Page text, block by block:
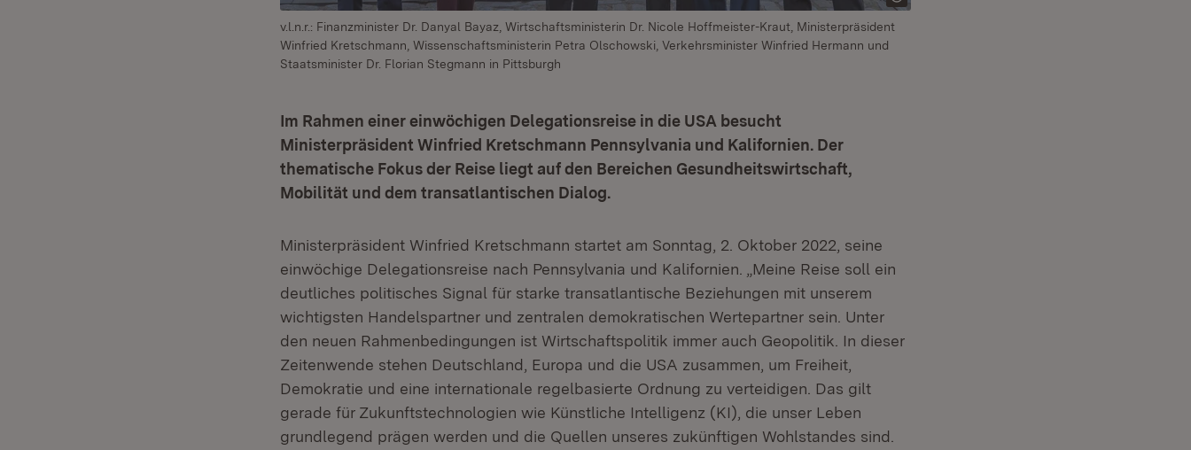
v.l.n.r.: Finanzminister Dr. Danyal Bayaz, Wirtschaftsministerin Dr. Nicole Hoffmeister-Kraut, Ministerpräsident
Winfried Kretschmann, Wissenschaftsministerin Petra Olschowski, Verkehrsminister Winfried Hermann und
Staatsminister Dr. Florian Stegmann in Pittsburgh
Im Rahmen einer einwöchigen Delegationsreise in die USA besucht
Ministerpräsident Winfried Kretschmann Pennsylvania und Kalifornien. Der
thematische Fokus der Reise liegt auf den Bereichen Gesundheitswirtschaft,
Mobilität und dem transatlantischen Dialog.
Ministerpräsident Winfried Kretschmann startet am Sonntag, 2. Oktober 2022, seine
einwöchige Delegationsreise nach Pennsylvania und Kalifornien. „Meine Reise soll ein
deutliches politisches Signal für starke transatlantische Beziehungen mit unserem
wichtigsten Handelspartner und zentralen demokratischen Wertepartner sein. Unter
den neuen Rahmenbedingungen ist Wirtschaftspolitik immer auch Geopolitik. In dieser
Zeitenwende stehen Deutschland, Europa und die USA zusammen, um Freiheit,
Demokratie und eine internationale regelbasierte Ordnung zu verteidigen. Das gilt
gerade für Zukunftstechnologien wie Künstliche Intelligenz (KI), die unser Leben
grundlegend prägen werden und die Quellen unseres zukünftigen Wohlstandes sind.